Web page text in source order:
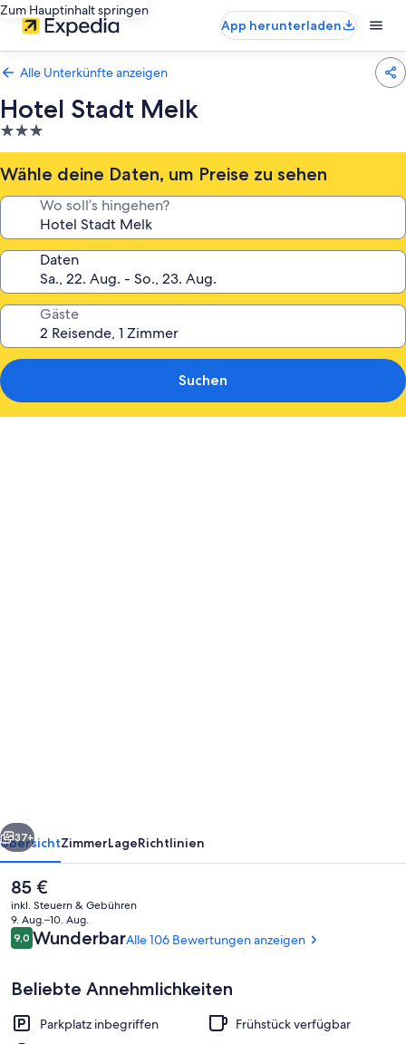
Zum Hauptinhalt springen
App herunterladen
Alle Unterkünfte anzeigen
Hotel Stadt Melk
3.0-
Sterne-
Unterkunft
Wähle deine Daten, um Preise zu sehen
Wo soll’s hingehen?
Daten
Gäste
Suchen
Superior-Doppel- oder -
Weiter
37+
ÜbersichtZimmerLageRichtlinien
Der
aktuelle
Preis
beträgt
85 €.
85 €
inkl. Steuern & Gebühren
9. Aug.–10. Aug.
Bewertungen
9,09,0 von 10.
WunderbarAlle 106 Bewertungen anzeigen
Beliebte Annehmlichkeiten
Parkplatz inbegriffen
Frühstück verfügbar